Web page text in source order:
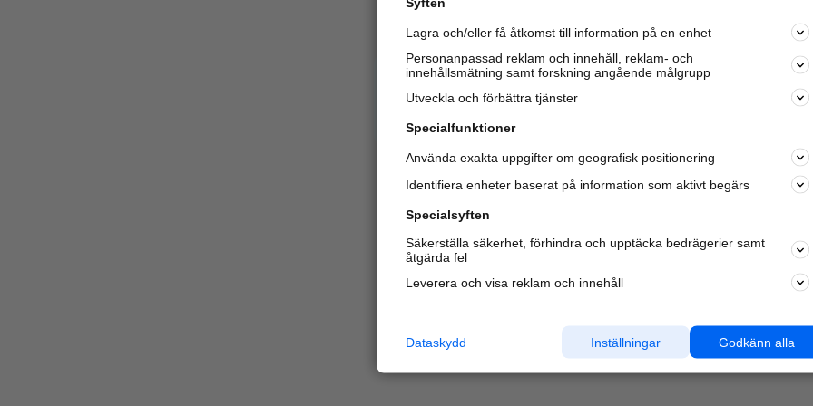
Varje vecka besöker du och 4 miljonerandra härliga
oss för att hitta rätt lokal information om företag,
Lagra och/eller få åtkomst till information på en enhet
Personanpassad reklam och innehåll, reklam- och
innehållsmätning samt forskning angående målgrupp
Utveckla och förbättra tjänster
Specialfunktioner
Använda exakta uppgifter om geografisk positionering
Identifiera enheter baserat på information som aktivt begärs
Specialsyften
Säkerställa säkerhet, förhindra och upptäcka bedrägerier samt
åtgärda fel
Leverera och visa reklam och innehåll
Godkänn alla
Inställningar
Dataskydd